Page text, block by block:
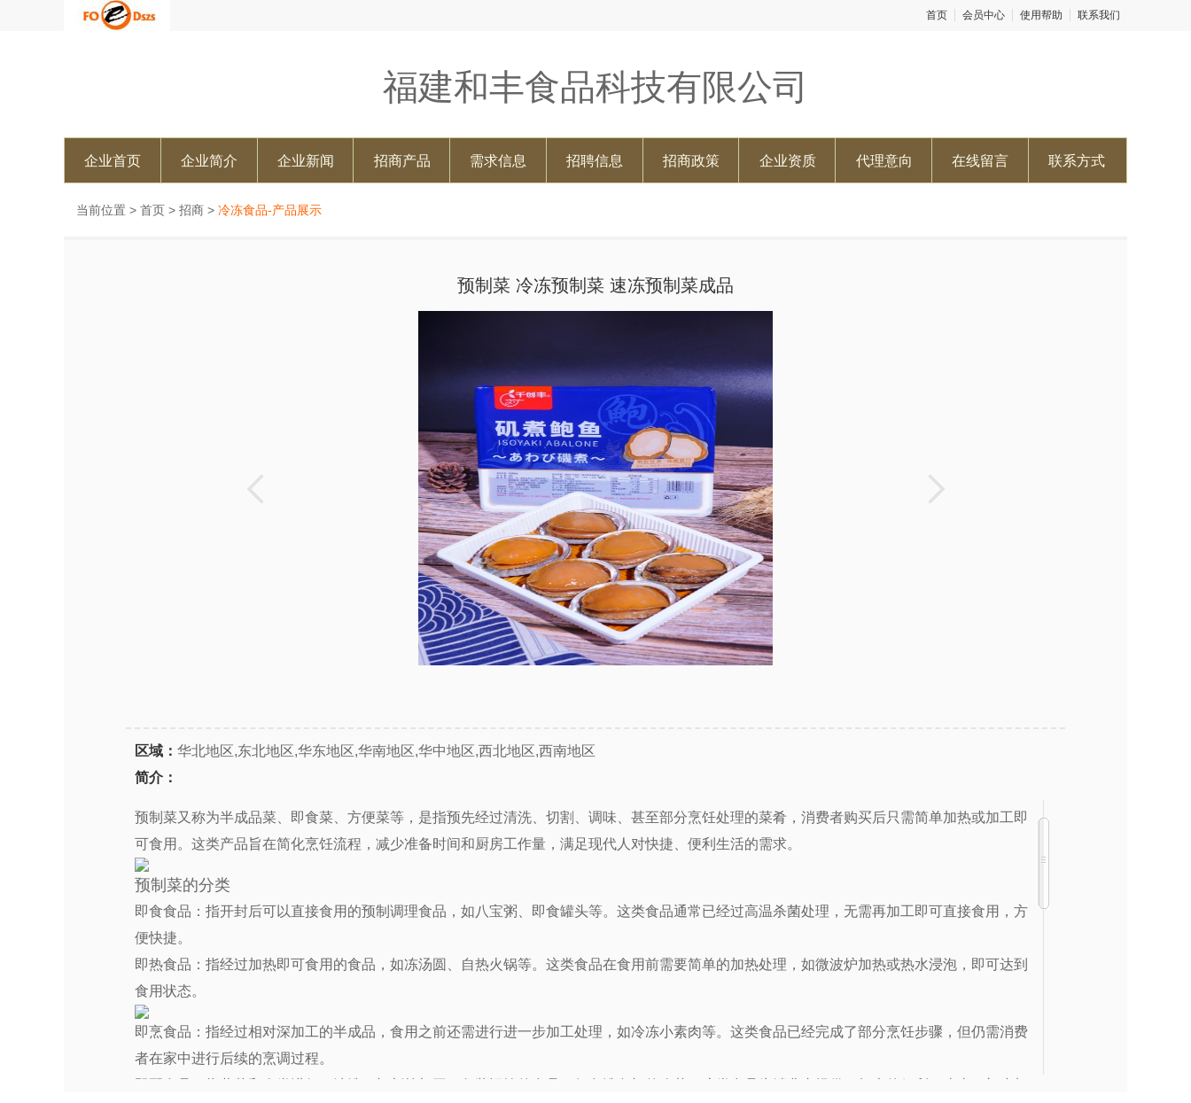
首页 会员中心 使用帮助 联系我们
福建和丰食品科技有限公司
企业首页 企业简介 企业新闻 招商产品 需求信息 招聘信息 招商政策 企业资质 代理意向 在线留言 联系方式
当前位置 > 首页 > 招商 > 冷冻食品-产品展示
预制菜 冷冻预制菜 速冻预制菜成品
区域： 华北地区,东北地区,华东地区,华南地区,华中地区,西北地区,西南地区
简介：
预制菜又称为半成品菜、即食菜、方便菜等，是指预先经过清洗、切割、调味、甚至部分烹饪处理的菜肴，消费者购买后只需简单加热或加工即
可食用。这类产品旨在简化烹饪流程，减少准备时间和厨房工作量，满足现代人对快捷、便利生活的需求。
预制菜的分类
即食食品：指开封后可以直接食用的预制调理食品，如八宝粥、即食罐头等。这类食品通常已经过高温杀菌处理，无需再加工即可直接食用，方
便快捷。
即热食品：指经过加热即可食用的食品，如冻汤圆、自热火锅等。这类食品在食用前需要简单的加热处理，如微波炉加热或热水浸泡，即可达到
食用状态。
即烹食品：指经过相对深加工的半成品，食用之前还需进行进一步加工处理，如冷冻小素肉等。这类食品已经完成了部分烹饪步骤，但仍需消费
者在家中进行后续的烹调过程。